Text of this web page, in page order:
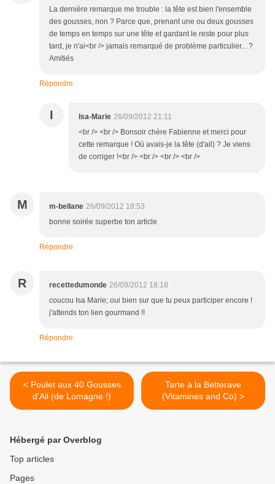
La dernière remarque me trouble : la tête est bien l'ensemble
des gousses, non ? Parce que, prenant une ou deux gousses
de temps en temps sur une tête et gardant le reste pour plus
tard, je n'ai<br /> jamais remarqué de problème particulier... ?
Amitiés
Répondre
I Isa-Marie 26/09/2012 21:11
<br /> <br /> Bonsoir chère Fabienne et merci pour
cette remarque ! Où avais-je la tête (d'ail) ? Je viens
de corriger !<br /> <br /> <br /> <br />
M m-bellane 26/09/2012 18:53
bonne soirée superbe ton article
Répondre
R recettedumonde 26/09/2012 18:18
coucou Isa Marie; oui bien sur que tu peux participer encore !
j'attends ton lien gourmand !!
Répondre
< Poulet aux 40 Gousses
d'Ail (de Lomagne !)
Tarte à la Betterave
(Vitamines and Co) >
Hébergé par Overblog
Top articles
Pages